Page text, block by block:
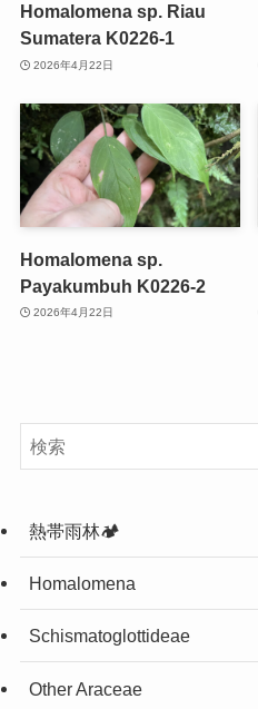
Homalomena sp. Riau
Sumatera K0226-1
2026年4月22日
Homalomena sp.
Payakumbuh K0226-2
2026年4月22日
熱帯雨林🏕️
Homalomena
Schismatoglottideae
Other Araceae